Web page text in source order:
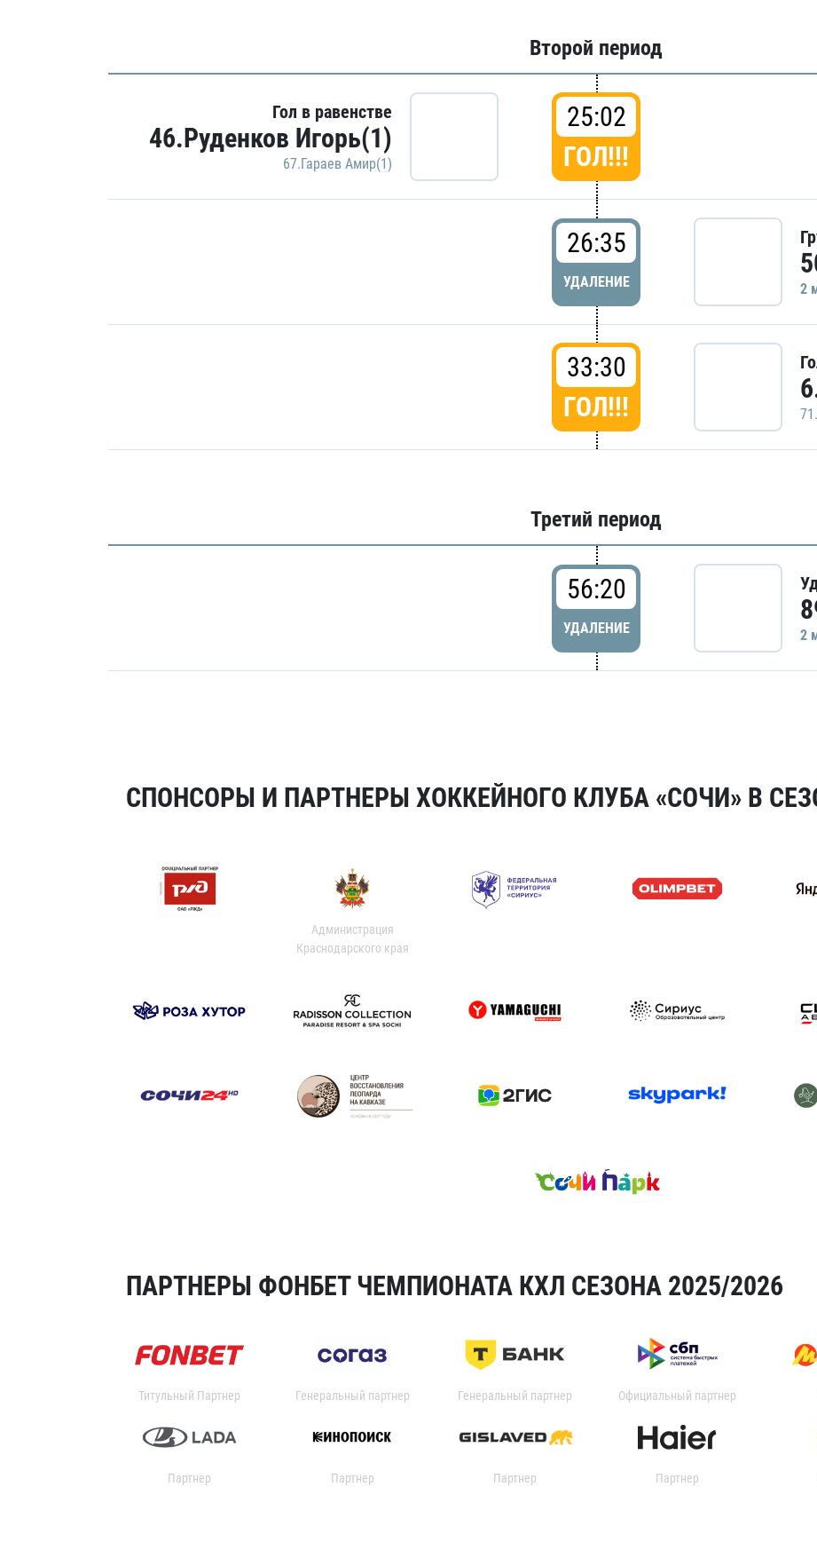
Второй период
Гол в равенстве
46.Руденков Игорь(1)
67.Гараев Амир(1)
25:02
ГОЛ!!!
26:35
УДАЛЕНИЕ 2
33:30
ГОЛ!!!
Третий период
56:20
УДАЛЕНИЕ 2
СПОНСОРЫ И ПАРТНЕРЫ ХОККЕЙНОГО КЛУБА «СОЧИ» В
Администрация
Краснодарского края
ПАРТНЕРЫ ФОНБЕТ ЧЕМПИОНАТА КХЛ СЕЗОНА 2025/2026
Титульный Партнер Генеральный партнер Генеральный партнер Официальный партнер
Партнер Партнер Партнер Партнер